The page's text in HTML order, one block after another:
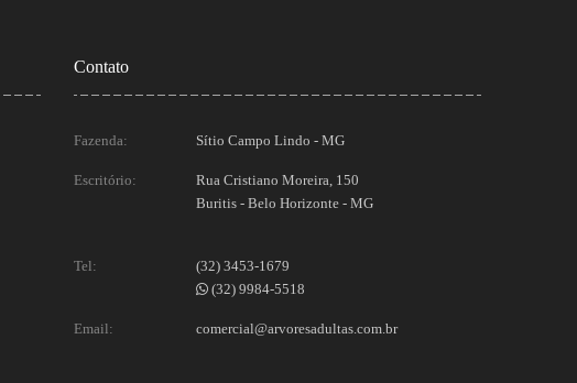
Contato
Fazenda: Sítio Campo Lindo - MG
Escritório:
Rua Cristiano Moreira, 150
Buritis - Belo Horizonte - MG
Tel:
(32) 3453-1679
(32) 9984-5518
Email: comercial@arvoresadultas.com.br